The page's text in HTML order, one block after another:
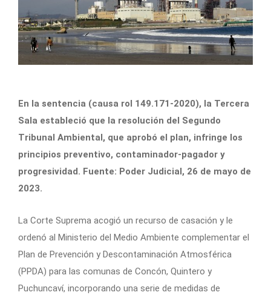
En la sentencia (causa rol 149.171-2020), la Tercera
Sala estableció que la resolución del Segundo
Tribunal Ambiental, que aprobó el plan, infringe los
principios preventivo, contaminador-pagador y
progresividad. Fuente: Poder Judicial, 26 de mayo de
2023.
La Corte Suprema acogió un recurso de casación y le
ordenó al Ministerio del Medio Ambiente complementar el
Plan de Prevención y Descontaminación Atmosférica
(PPDA) para las comunas de Concón, Quintero y
Puchuncaví, incorporando una serie de medidas de